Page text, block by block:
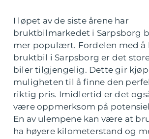
I løpet av de siste årene har
bruktbilmarkedet i Sarpsborg
mer populært. Fordelen med å
bruktbil i Sarpsborg er det
biler tilgjengelig. Dette gir
muligheten til å finne den
riktig pris. Imidlertid er det
være oppmerksom på
En av ulempene kan være at
ha høyere kilometerstand og